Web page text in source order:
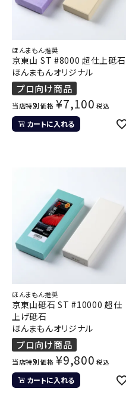
ほんまもん推奨
京東山 ST #8000 超仕上砥石
ほんまもんオリジナル
プロ向け商品
当店特別価格 ¥7,100 税込
カートに入れる
ほんまもん推奨
京東山砥石 ST #10000 超仕
上げ砥石
ほんまもんオリジナル
プロ向け商品
当店特別価格 ¥9,800 税込
カートに入れる